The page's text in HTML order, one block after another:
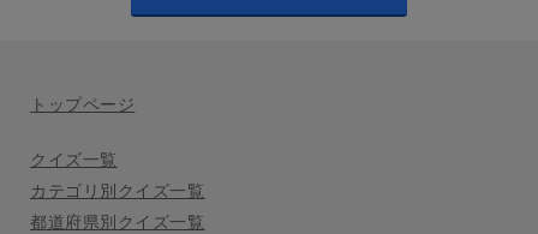
トップページ
クイズ一覧
カテゴリ別クイズ一覧
都道府県別クイズ一覧